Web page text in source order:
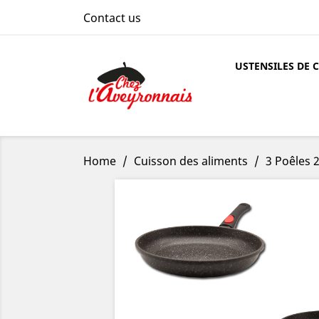
Contact us
USTENSILES DE
Home Cuisson des aliments 3 Poêles